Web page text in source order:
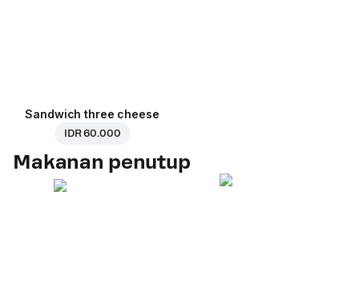
Sandwich three cheese
IDR 60.000
Makanan penutup